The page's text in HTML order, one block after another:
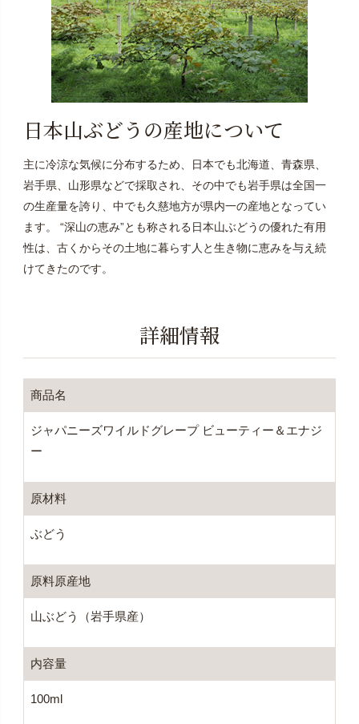
日本山ぶどうの産地について
主に冷涼な気候に分布するため、日本でも北海道、青森県、
岩手県、山形県などで採取され、その中でも岩手県は全国一
の生産量を誇り、中でも久慈地方が県内一の産地となってい
ます。 “深山の恵み”とも称される日本山ぶどうの優れた有用
性は、古くからその土地に暮らす人と生き物に恵みを与え続
けてきたのです。
詳細情報
商品名
ジャパニーズワイルドグレープ ビューティー＆エナジ
ー
原材料
ぶどう
原料原産地
山ぶどう（岩手県産）
内容量
100ml